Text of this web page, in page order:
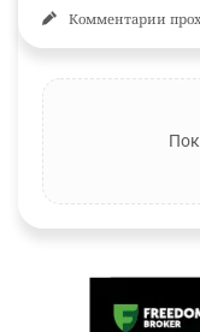
Комментарии